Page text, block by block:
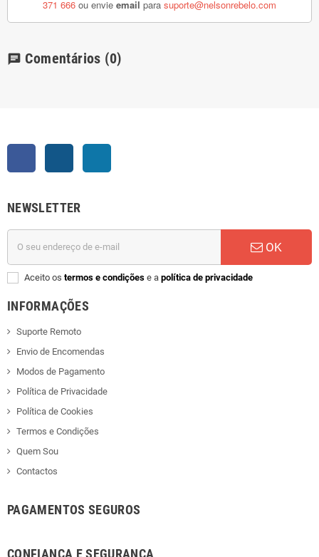
371 666 ou envie email para suporte@nelsonrebelo.com
chat Comentários (0)
Facebook Instagram
NEWSLETTER
OK
Aceito os termos e condições e a política de privacidade
INFORMAÇÕES
Suporte Remoto
Envio de Encomendas
Modos de Pagamento
Política de Privacidade
Política de Cookies
Termos e Condições
Quem Sou
Contactos
PAGAMENTOS SEGUROS
CONFIANÇA E SEGURANÇA